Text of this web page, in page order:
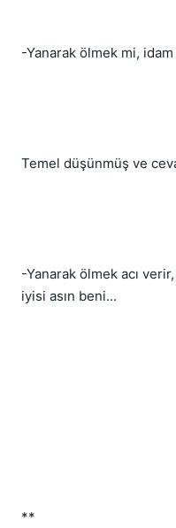
-Yanarak ölmek mi,
Temel düşünmüş ve
-Yanarak ölmek acı
iyisi asın beni...
**